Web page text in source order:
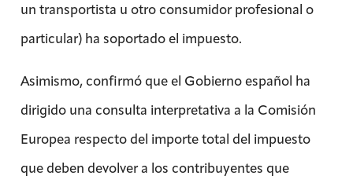
un transportista u otro consumidor profesional o
particular) ha soportado el impuesto.
Asimismo, confirmó que el Gobierno español ha
dirigido una consulta interpretativa a la Comisión
Europea respecto del importe total del impuesto
que deben devolver a los contribuyentes que